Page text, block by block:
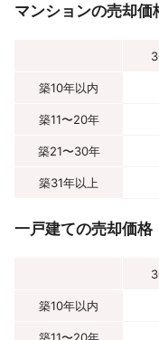
マンションの売却価
築10年以内
築11〜20年
築21〜30年
築31年以上
一戸建ての売却価格
築10年以内
築11〜20年